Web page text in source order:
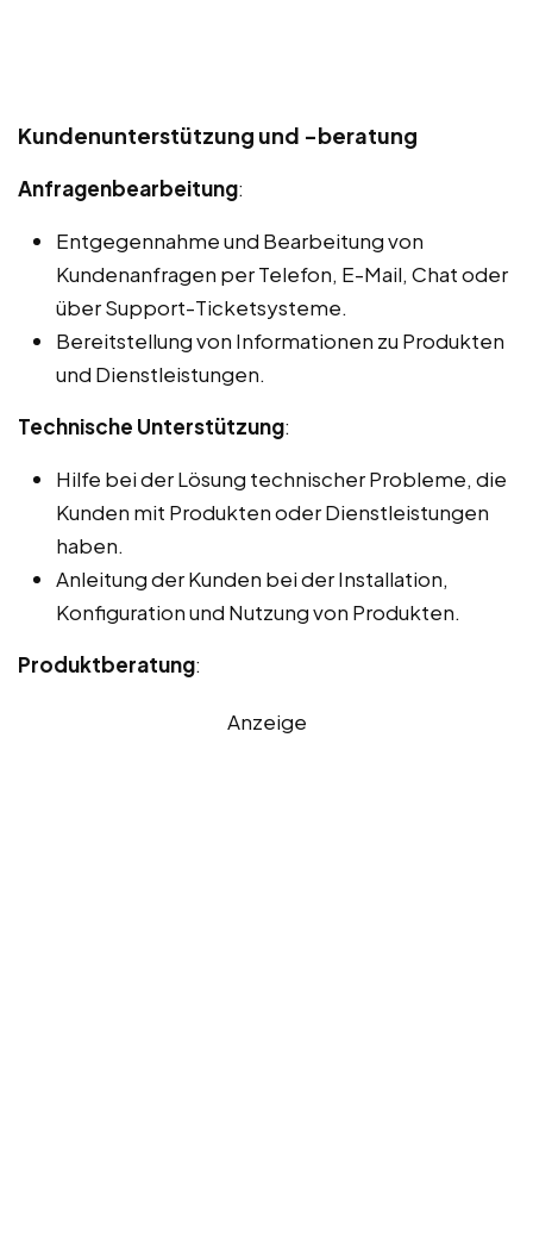
Kundenunterstützung und -beratung
Anfragenbearbeitung:
Entgegennahme und Bearbeitung von
Kundenanfragen per Telefon, E-Mail, Chat oder
über Support-Ticketsysteme.
Bereitstellung von Informationen zu Produkten
und Dienstleistungen.
Technische Unterstützung:
Hilfe bei der Lösung technischer Probleme, die
Kunden mit Produkten oder Dienstleistungen
haben.
Anleitung der Kunden bei der Installation,
Konfiguration und Nutzung von Produkten.
Produktberatung:
Anzeige